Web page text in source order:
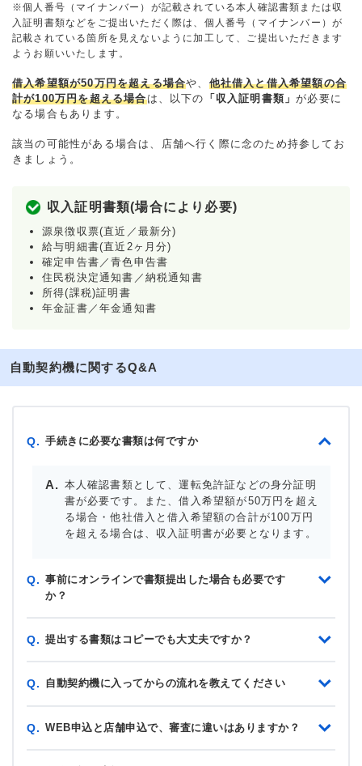
※個人番号（マイナンバー）が記載されている本人確認書類または収
入証明書類などをご提出いただく際は、個人番号（マイナンバー）が
記載されている箇所を見えないように加工して、ご提出いただきます
ようお願いいたします。
借入希望額が50万円を超える場合や、 他社借入と借入希望額の合
計が100万円を超える場合は、以下の 「収入証明書類」が必要に
なる場合もあります。
該当の可能性がある場合は、店舗へ行く際に念のため持参してお
きましょう。
収入証明書類(場合により必要)
源泉徴収票(直近／最新分)
給与明細書(直近2ヶ月分)
確定申告書／青色申告書
住民税決定通知書／納税通知書
所得(課税)証明書
年金証書／年金通知書
自動契約機に関するQ&A
Q. 手続きに必要な書類は何ですか
本人確認書類として、運転免許証などの身分証明
書が必要です。また、借入希望額が50万円を超え
る場合・他社借入と借入希望額の合計が100万円
を超える場合は、収入証明書が必要となります。
Q. 事前にオンラインで書類提出した場合も必要です
か？
Q. 提出する書類はコピーでも大丈夫ですか？
Q. 自動契約機に入ってからの流れを教えてください
Q. WEB申込と店舗申込で、審査に違いはありますか？